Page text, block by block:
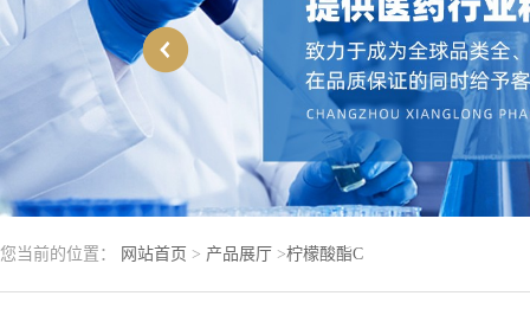
您当前的位置： 网站首页 > 产品展厅 >柠檬酸酯C